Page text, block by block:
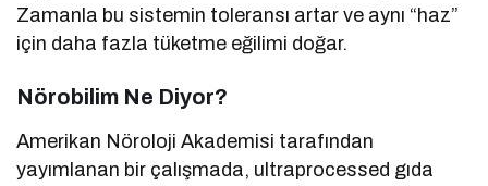
Zamanla bu sistemin toleransı artar ve aynı “haz”
için daha fazla tüketme eğilimi doğar.
Nörobilim Ne Diyor?
Amerikan Nöroloji Akademisi tarafından
yayımlanan bir çalışmada, ultraprocessed gıda